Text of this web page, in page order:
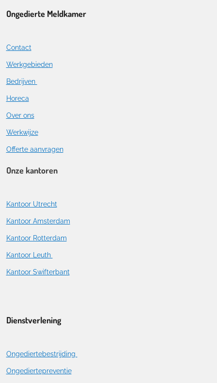
Ongedierte Meldkamer
Contact
Werkgebieden
Bedrijven
Horeca
Over ons
Werkwijze
Offerte aanvragen
Onze kantoren
Kantoor Utrecht
Kantoor Amsterdam
Kantoor Rotterdam
Kantoor Leuth
Kantoor Swifterbant
Dienstverlening
Ongediertebestrijding
Ongediertepreventie